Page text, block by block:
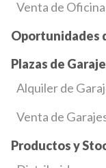
Venta de
Oportunidades
Plazas de Garaje
Alquiler de
Venta de
Productos y